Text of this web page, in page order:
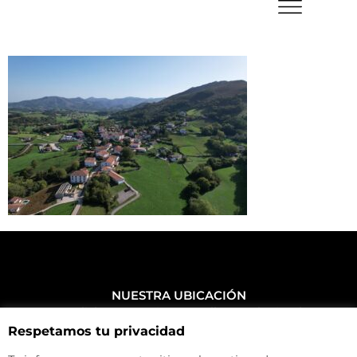
NUESTRA UBICACIÓN
Haz click aquí y mira como llegar a la tienda
CONTACTA CON NOSOTROS
+34 972 500 449
Respetamos tu privacidad